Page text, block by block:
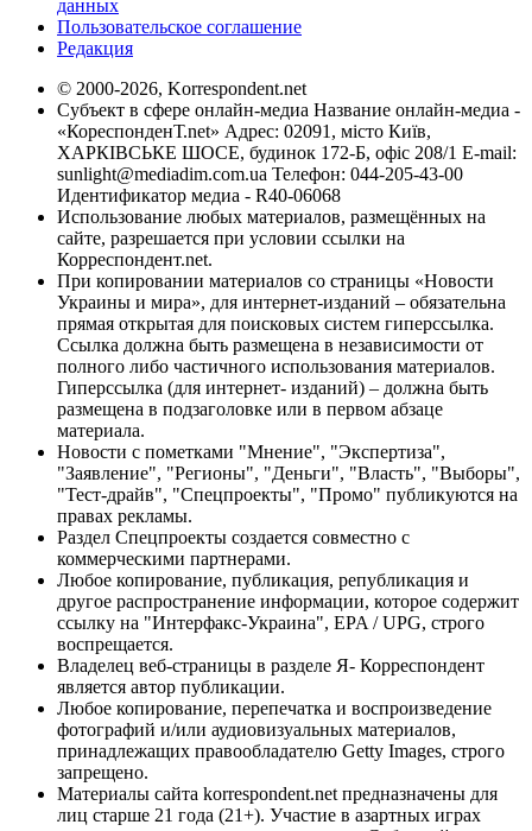
данных
Пользовательское соглашение
Редакция
© 2000-2026, Korrespondent.net
Субъект в сфере онлайн-медиа Название онлайн-медиа -
«КореспонденТ.net» Адрес: 02091, місто Київ,
ХАРКІВСЬКЕ ШОСЕ, будинок 172-Б, офіс 208/1 E-mail:
sunlight@mediadim.com.ua Телефон: 044-205-43-00
Идентификатор медиа - R40-06068
Использование любых материалов, размещённых на
сайте, разрешается при условии ссылки на
Корреспондент.net.
При копировании материалов со страницы «Новости
Украины и мира», для интернет-изданий – обязательна
прямая открытая для поисковых систем гиперссылка.
Ссылка должна быть размещена в независимости от
полного либо частичного использования материалов.
Гиперссылка (для интернет- изданий) – должна быть
размещена в подзаголовке или в первом абзаце
материала.
Новости с пометками "Мнение", "Экспертиза",
"Заявление", "Регионы", "Деньги", "Власть", "Выборы",
"Тест-драйв", "Спецпроекты", "Промо" публикуются на
правах рекламы.
Раздел Спецпроекты создается совместно с
коммерческими партнерами.
Любое копирование, публикация, републикация и
другое распространение информации, которое содержит
ссылку на "Интерфакс-Украина", EPA / UPG, строго
воспрещается.
Владелец веб-страницы в разделе Я- Корреспондент
является автор публикации.
Любое копирование, перепечатка и воспроизведение
фотографий и/или аудиовизуальных материалов,
принадлежащих правообладателю Getty Images, строго
запрещено.
Материалы сайта korrespondent.net предназначены для
лиц старше 21 года (21+). Участие в азартных играх